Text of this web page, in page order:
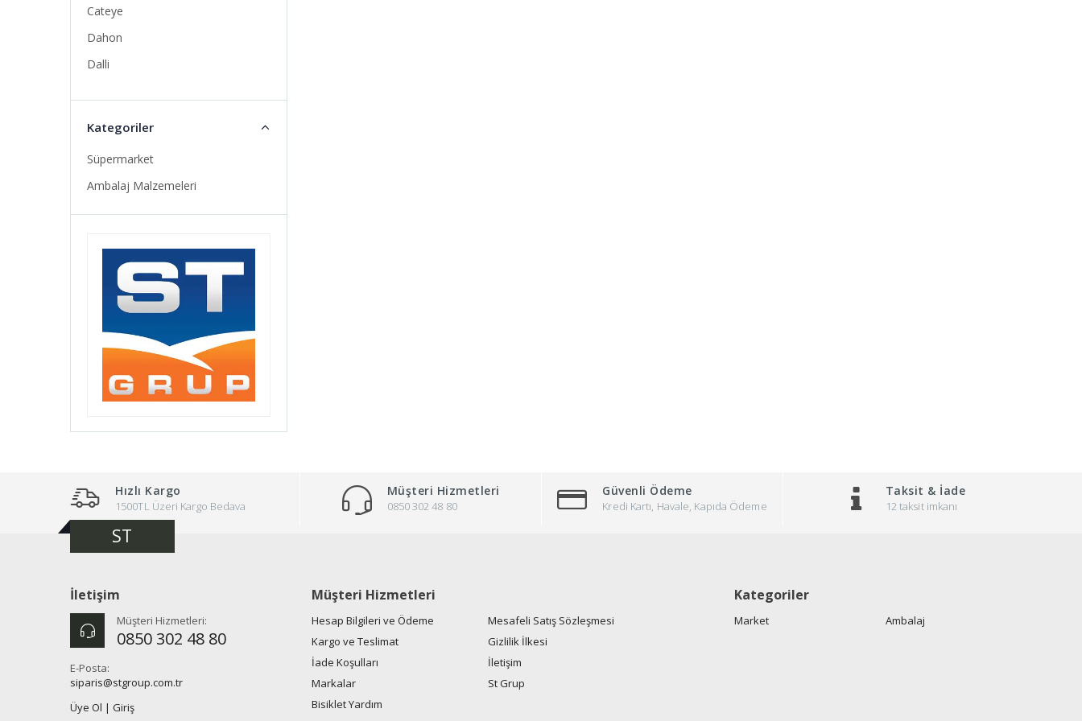
Cateye
Dahon
Dalli
Fizik
Halikarnas
Kızılay Doğal Maden Suyu
Kristal
M&M
Park Tool
Santini
Schweppes
Topeak
Wellgo
Yayla
Kategoriler
Süpermarket
Ambalaj Malzemeleri
Hızlı Kargo
1500TL Üzeri Kargo Bedava
Müşteri Hizmetleri
0850 302 48 80
Güvenli Ödeme
Kredi Kartı, Havale, Kapıda Ödeme
Taksit & İade
12 taksit imkanı
ST
İletişim
Müşteri Hizmetleri:
0850 302 48 80
E-Posta:
siparis@stgroup.com.tr
Üye Ol | Giriş
Müşteri Hizmetleri
Hesap Bilgileri ve Ödeme
Kargo ve Teslimat
İade Koşulları
Markalar
Bisiklet Yardım
Mesafeli Satış Sözleşmesi
Gizlilik İlkesi
İletişim
St Grup
Kategoriler
Market Ambalaj